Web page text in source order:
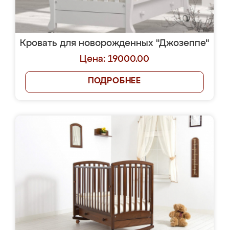
Кровать для новорожденных "Джозеппе"
Цена: 19000.00
ПОДРОБНЕЕ